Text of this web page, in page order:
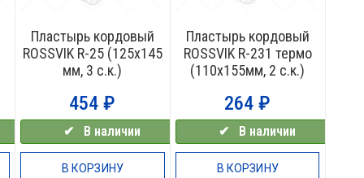
Пластырь кордовый
ROSSVIK R-25 (125х145
мм, 3 с.к.)
454₽
✔⠀В наличии
В КОРЗИНУ
Пластырь кордовый
ROSSVIK R-231 термо
(110х155мм, 2 с.к.)
264₽
✔⠀В наличии
В КОРЗИНУ